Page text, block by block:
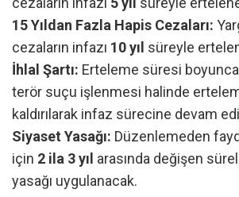
15 Yıldan Fazla Hapis Cezaları:
cezaların infazı 10 yıl süreyle
İhlal Şartı: Erteleme süresi
terör suçu işlenmesi halinde
kaldırılarak infaz sürecine devam
Siyaset Yasağı: Düzenlemeden
için 2 ila 3 yıl arasında değişen
yasağı uygulanacak.